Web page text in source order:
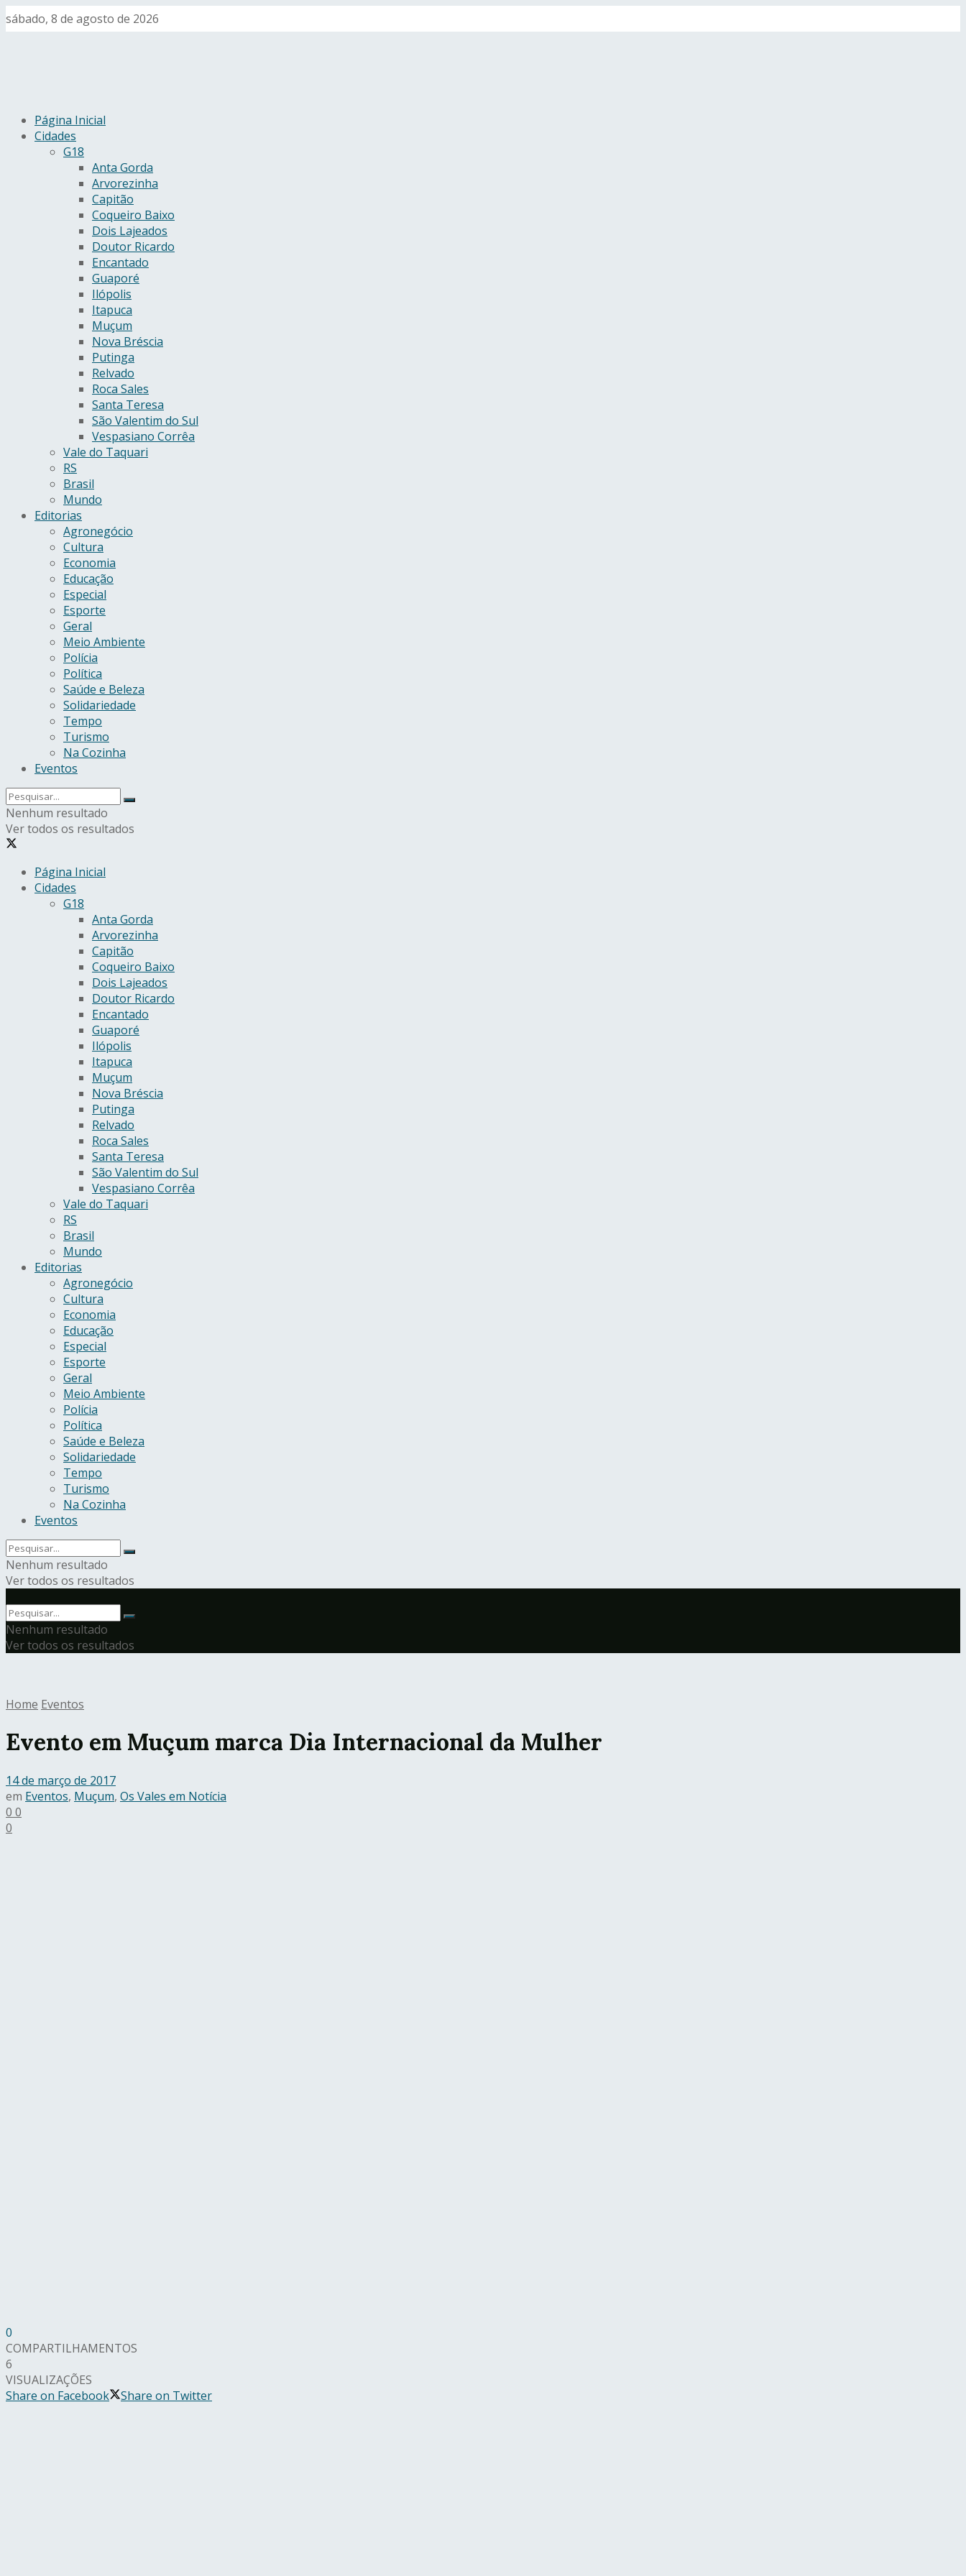
sábado, 8 de agosto de 2026
Página Inicial
Cidades
G18
Anta Gorda
Arvorezinha
Capitão
Coqueiro Baixo
Dois Lajeados
Doutor Ricardo
Encantado
Guaporé
Ilópolis
Itapuca
Muçum
Nova Bréscia
Putinga
Relvado
Roca Sales
Santa Teresa
São Valentim do Sul
Vespasiano Corrêa
Vale do Taquari
RS
Brasil
Mundo
Editorias
Agronegócio
Cultura
Economia
Educação
Especial
Esporte
Geral
Meio Ambiente
Polícia
Política
Saúde e Beleza
Solidariedade
Tempo
Turismo
Na Cozinha
Eventos
Nenhum resultado
Ver todos os resultados
Página Inicial
Cidades
G18
Anta Gorda
Arvorezinha
Capitão
Coqueiro Baixo
Dois Lajeados
Doutor Ricardo
Encantado
Guaporé
Ilópolis
Itapuca
Muçum
Nova Bréscia
Putinga
Relvado
Roca Sales
Santa Teresa
São Valentim do Sul
Vespasiano Corrêa
Vale do Taquari
RS
Brasil
Mundo
Editorias
Agronegócio
Cultura
Economia
Educação
Especial
Esporte
Geral
Meio Ambiente
Polícia
Política
Saúde e Beleza
Solidariedade
Tempo
Turismo
Na Cozinha
Eventos
Nenhum resultado
Ver todos os resultados
Nenhum resultado
Ver todos os resultados
Home Eventos
Evento em Muçum marca Dia Internacional da Mulher
14 de março de 2017
em Eventos, Muçum, Os Vales em Notícia
0 0
0
0
COMPARTILHAMENTOS
6
VISUALIZAÇÕES
Share on Facebook
Share on Twitter